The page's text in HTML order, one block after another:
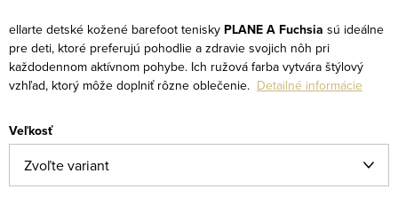
ellarte detské kožené barefoot tenisky PLANE A Fuchsia sú ideálne
pre deti, ktoré preferujú pohodlie a zdravie svojich nôh pri
každodennom aktívnom pohybe. Ich ružová farba vytvára štýlový
vzhľad, ktorý môže doplniť rôzne oblečenie. Detailné informácie
Veľkosť